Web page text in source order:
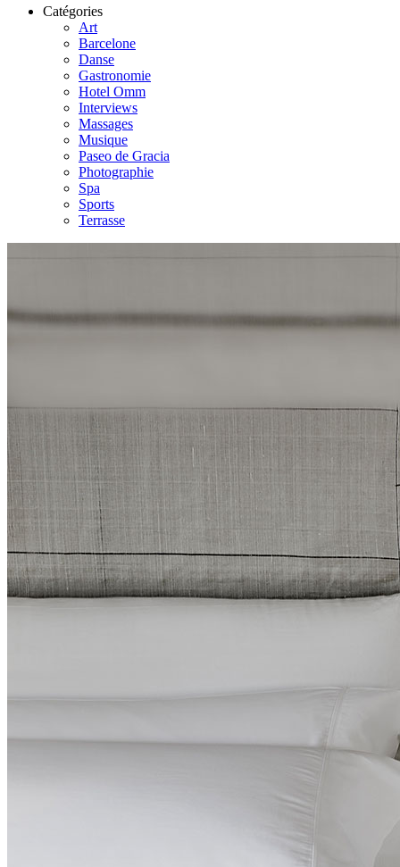
Catégories
Art
Barcelone
Danse
Gastronomie
Hotel Omm
Interviews
Massages
Musique
Paseo de Gracia
Photographie
Spa
Sports
Terrasse